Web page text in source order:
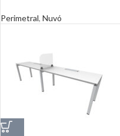
Perimetral, Nuvó